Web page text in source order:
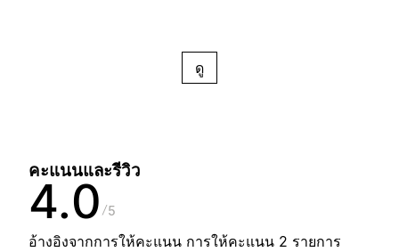
ดู
คะแนนและรีวิว
4.0 5
อ้างอิงจากการให้คะแนน การให้คะแนน 2 รายการ